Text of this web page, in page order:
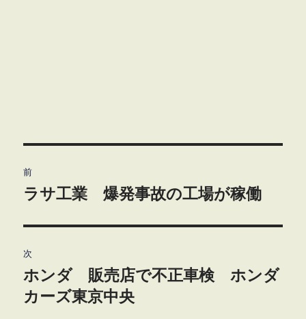
稿
ビ
ゲ
ー
前
前
投
稿:
ラサ工業 爆発事故の工場が稼働
次
次
の
ホンダ 販売店で不正車検 ホンダ
カーズ東京中央